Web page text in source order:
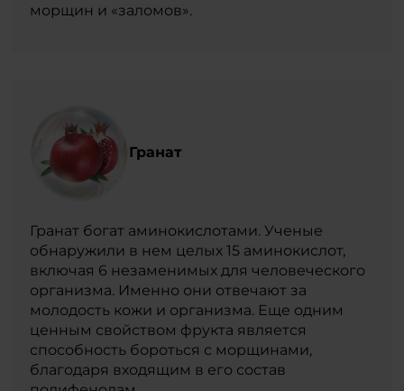
морщин и «заломов».
Гранат
Гранат богат аминокислотами. Ученые
обнаружили в нем целых 15 аминокислот,
включая 6 незаменимых для человеческого
организма. Именно они отвечают за
молодость кожи и организма. Еще одним
ценным свойством фрукта является
способность бороться с морщинами,
благодаря входящим в его состав